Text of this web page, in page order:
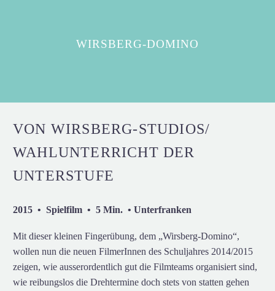
WIRSBERG-DOMINO
VON WIRSBERG-STUDIOS/
WAHLUNTERRICHT DER
UNTERSTUFE
2015 • Spielfilm • 5 Min. • Unterfranken
Mit dieser kleinen Fingerübung, dem „Wirsberg-Domino“,
wollen nun die neuen FilmerInnen des Schuljahres 2014/2015
zeigen, wie ausserordentlich gut die Filmteams organisiert sind,
wie reibungslos die Drehtermine doch stets von statten gehen